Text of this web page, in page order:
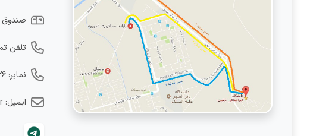
صندوق
تلفن تماس: ۲۵-
نمابر: ۰۲۵۳۲۳۱۴۸۲۶
ایمیل: info@hekmat-qom.ac.ir